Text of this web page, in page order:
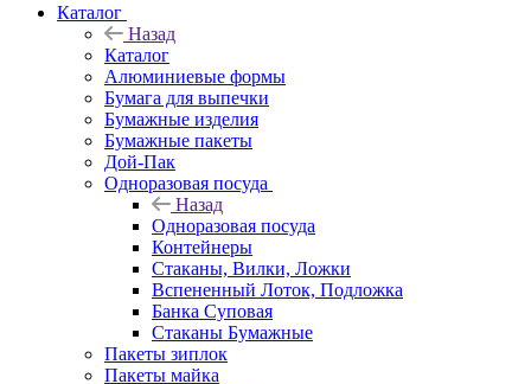
Каталог
Назад
Каталог
Алюминиевые формы
Бумага для выпечки
Бумажные изделия
Бумажные пакеты
Дой-Пак
Одноразовая посуда
Назад
Одноразовая посуда
Контейнеры
Стаканы, Вилки, Ложки
Вспененный Лоток, Подложка
Банка Суповая
Стаканы Бумажные
Пакеты зиплок
Пакеты майка